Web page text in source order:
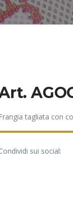
tagliata con
sui social: